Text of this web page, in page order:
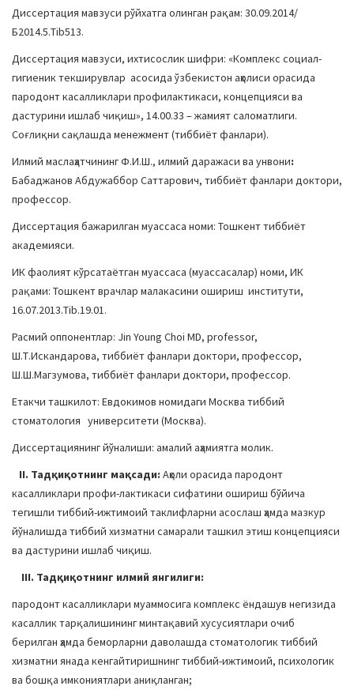
n
Диссертация мавзуси рўйхатга олинган рақам: 30.09.2014/
Б2014.5.Tib513.
Диссертация мавзуси, ихтисослик шифри: «Комплекс социал-
гигиеник текширувлар асосида ўзбекистон аҳолиси орасида
пародонт касалликлари профилактикаси, концепцияси ва
дастурини ишлаб чиқиш», 14.00.33 – жамият саломатлиги.
Соғлиқни сақлашда менежмент (тиббиёт фанлари).
Илмий маслаҳатчининг Ф.И.Ш., илмий даражаси ва унвони:
Бабаджанов Абдужаббор Саттарович, тиббиёт фанлари доктори,
профессор.
Диссертация бажарилган муассаса номи: Тошкент тиббиёт
академияси.
ИК фаолият кўрсатаётган муассаса (муассасалар) номи, ИК
рақами: Тошкент врачлар малакасини ошириш институти,
16.07.2013.Tib.19.01.
Расмий оппонентлар: Jin Young Choi MD, professor,
Ш.Т.Искандарова, тиббиёт фанлари доктори, профессор,
Ш.Ш.Магзумова, тиббиёт фанлари доктори, профессор.
Етакчи ташкилот: Евдокимов номидаги Москва тиббий
стоматология университети (Москва).
Диссертациянинг йўналиши: амалий аҳамиятга молик.
II. Тадқиқотнинг мақсади: Аҳоли орасида пародонт
касалликлари профи-лактикаси сифатини ошириш бўйича
тегишли тиббий-ижтимоий таклифларни асослаш ҳамда мазкур
йўналишда тиббий хизматни самарали ташкил этиш концепцияси
ва дастурини ишлаб чиқиш.
III. Тадқиқотнинг илмий янгилиги:
пародонт касалликлари муаммосига комплекс ёндашув негизида
касаллик тарқалишининг минтақавий хусусиятлари очиб
берилган ҳамда беморларни даволашда стоматологик тиббий
хизматни янада кенгайтиришнинг тиббий-ижтимоий, психологик
ва бошқа имкониятлари аниқланган;